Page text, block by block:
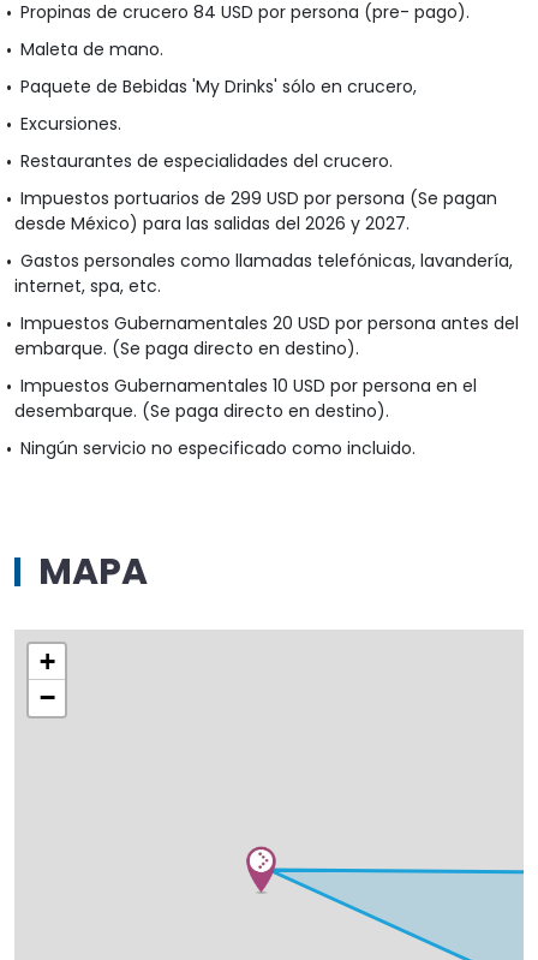
Propinas de crucero 84 USD por persona (pre- pago).
Maleta de mano.
Paquete de Bebidas 'My Drinks' sólo en crucero,
Excursiones.
Restaurantes de especialidades del crucero.
Impuestos portuarios de 299 USD por persona (Se pagan
desde México) para las salidas del 2026 y 2027.
Gastos personales como llamadas telefónicas, lavandería,
internet, spa, etc.
Impuestos Gubernamentales 20 USD por persona antes del
embarque. (Se paga directo en destino).
Impuestos Gubernamentales 10 USD por persona en el
desembarque. (Se paga directo en destino).
Ningún servicio no especificado como incluido.
MAPA
+
−